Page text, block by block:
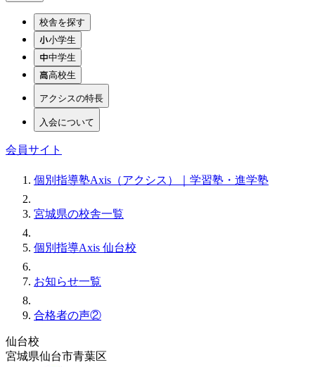
校舎を探す
小学生
中学生
高校生
アクシスの特長
入会について
会員サイト
個別指導塾Axis（アクシス）｜学習塾・進学塾
宮城県の校舎一覧
個別指導Axis 仙台校
お知らせ一覧
合格者の声②
仙台校
宮城県仙台市青葉区